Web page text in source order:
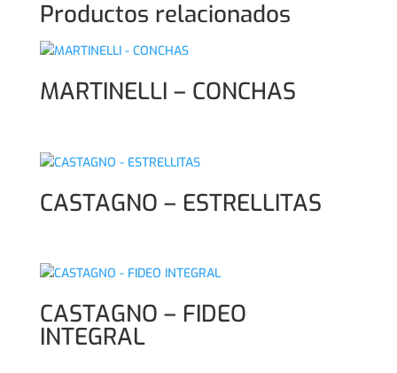
Productos relacionados
MARTINELLI – CONCHAS
CASTAGNO – ESTRELLITAS
CASTAGNO – FIDEO
INTEGRAL